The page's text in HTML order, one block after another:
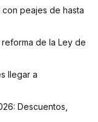
peajes de hasta
de la Ley de
llegar a
Descuentos,